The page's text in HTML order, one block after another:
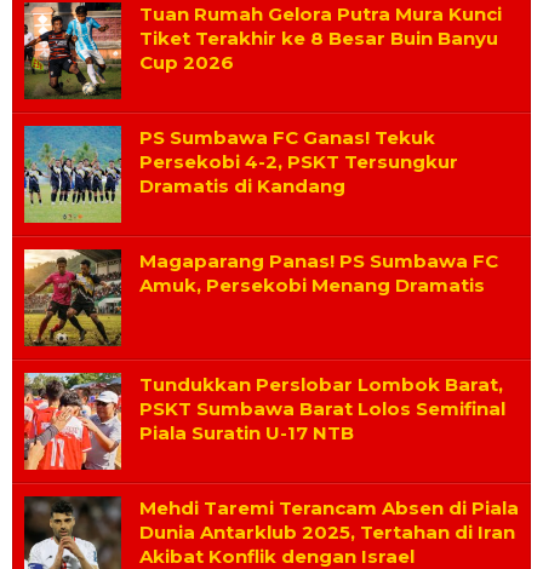
Tuan Rumah Gelora Putra Mura Kunci
Tiket Terakhir ke 8 Besar Buin Banyu
Cup 2026
PS Sumbawa FC Ganas! Tekuk
Persekobi 4-2, PSKT Tersungkur
Dramatis di Kandang
Magaparang Panas! PS Sumbawa FC
Amuk, Persekobi Menang Dramatis
Tundukkan Perslobar Lombok Barat,
PSKT Sumbawa Barat Lolos Semifinal
Piala Suratin U-17 NTB
Mehdi Taremi Terancam Absen di Piala
Dunia Antarklub 2025, Tertahan di Iran
Akibat Konflik dengan Israel